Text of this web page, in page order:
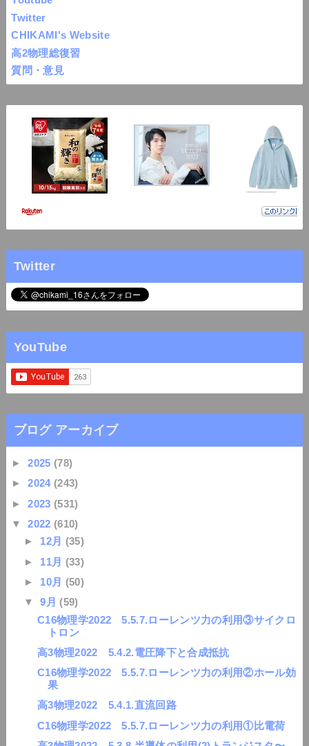
Twitter
CHIKAMI's Website
高2物理総復習
質問・意見
Twitter
YouTube
ブログ アーカイブ
►2025 (78)
►2024 (243)
►2023 (531)
▼2022 (610)
► 12月 (35)
► 11月 (33)
► 10月 (50)
▼9月 (59)
C16物理学2022 5.5.7.ローレンツ力の利用③サイクロ
トロン
高3物理2022 5.4.2.電圧降下と合成抵抗
C16物理学2022 5.5.7.ローレンツ力の利用②ホール効
果
高3物理2022 5.4.1.直流回路
C16物理学2022 5.5.7.ローレンツ力の利用①比電荷